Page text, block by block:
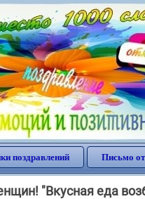
поздравлений Письмо
"Вкусная еда